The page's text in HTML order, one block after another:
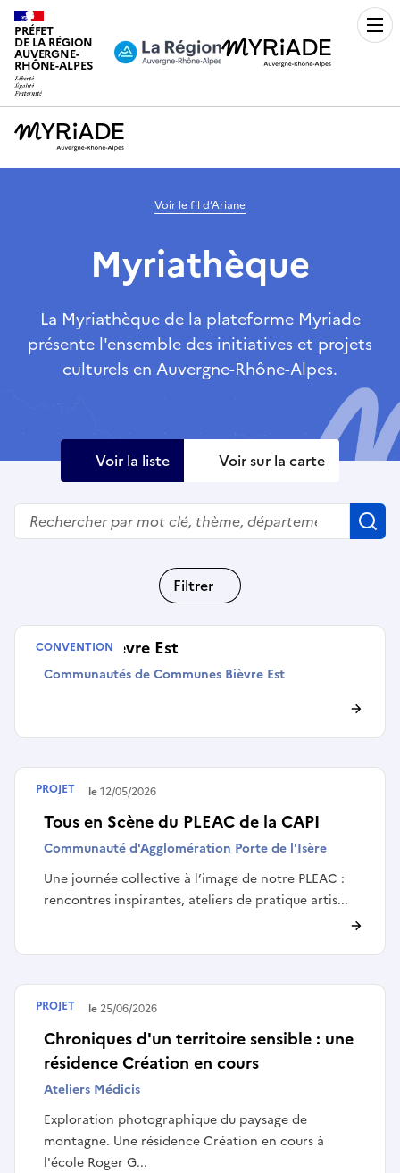
PRÉFET
DE LA RÉGION
AUVERGNE-
RHÔNE-ALPES
Voir le fil d’Ariane
Myriathèque
La Myriathèque de la plateforme Myriade
présente l'ensemble des initiatives et projets
culturels en Auvergne-Rhône-Alpes.
Voir la liste Voir sur la carte
Rechercher
Filtrer
CTEAC Bièvre Est
Communautés de Communes Bièvre Est
CONVENTION
Tous en Scène du PLEAC de la CAPI
Communauté d'Agglomération Porte de l'Isère
Une journée collective à l’image de notre PLEAC :
rencontres inspirantes, ateliers de pratique artis...
Terminé le12/05/2026
PROJET
Chroniques d'un territoire sensible : une
résidence Création en cours
Ateliers Médicis
Exploration photographique du paysage de
montagne. Une résidence Création en cours à
l'école Roger G...
Terminé le25/06/2026
PROJET